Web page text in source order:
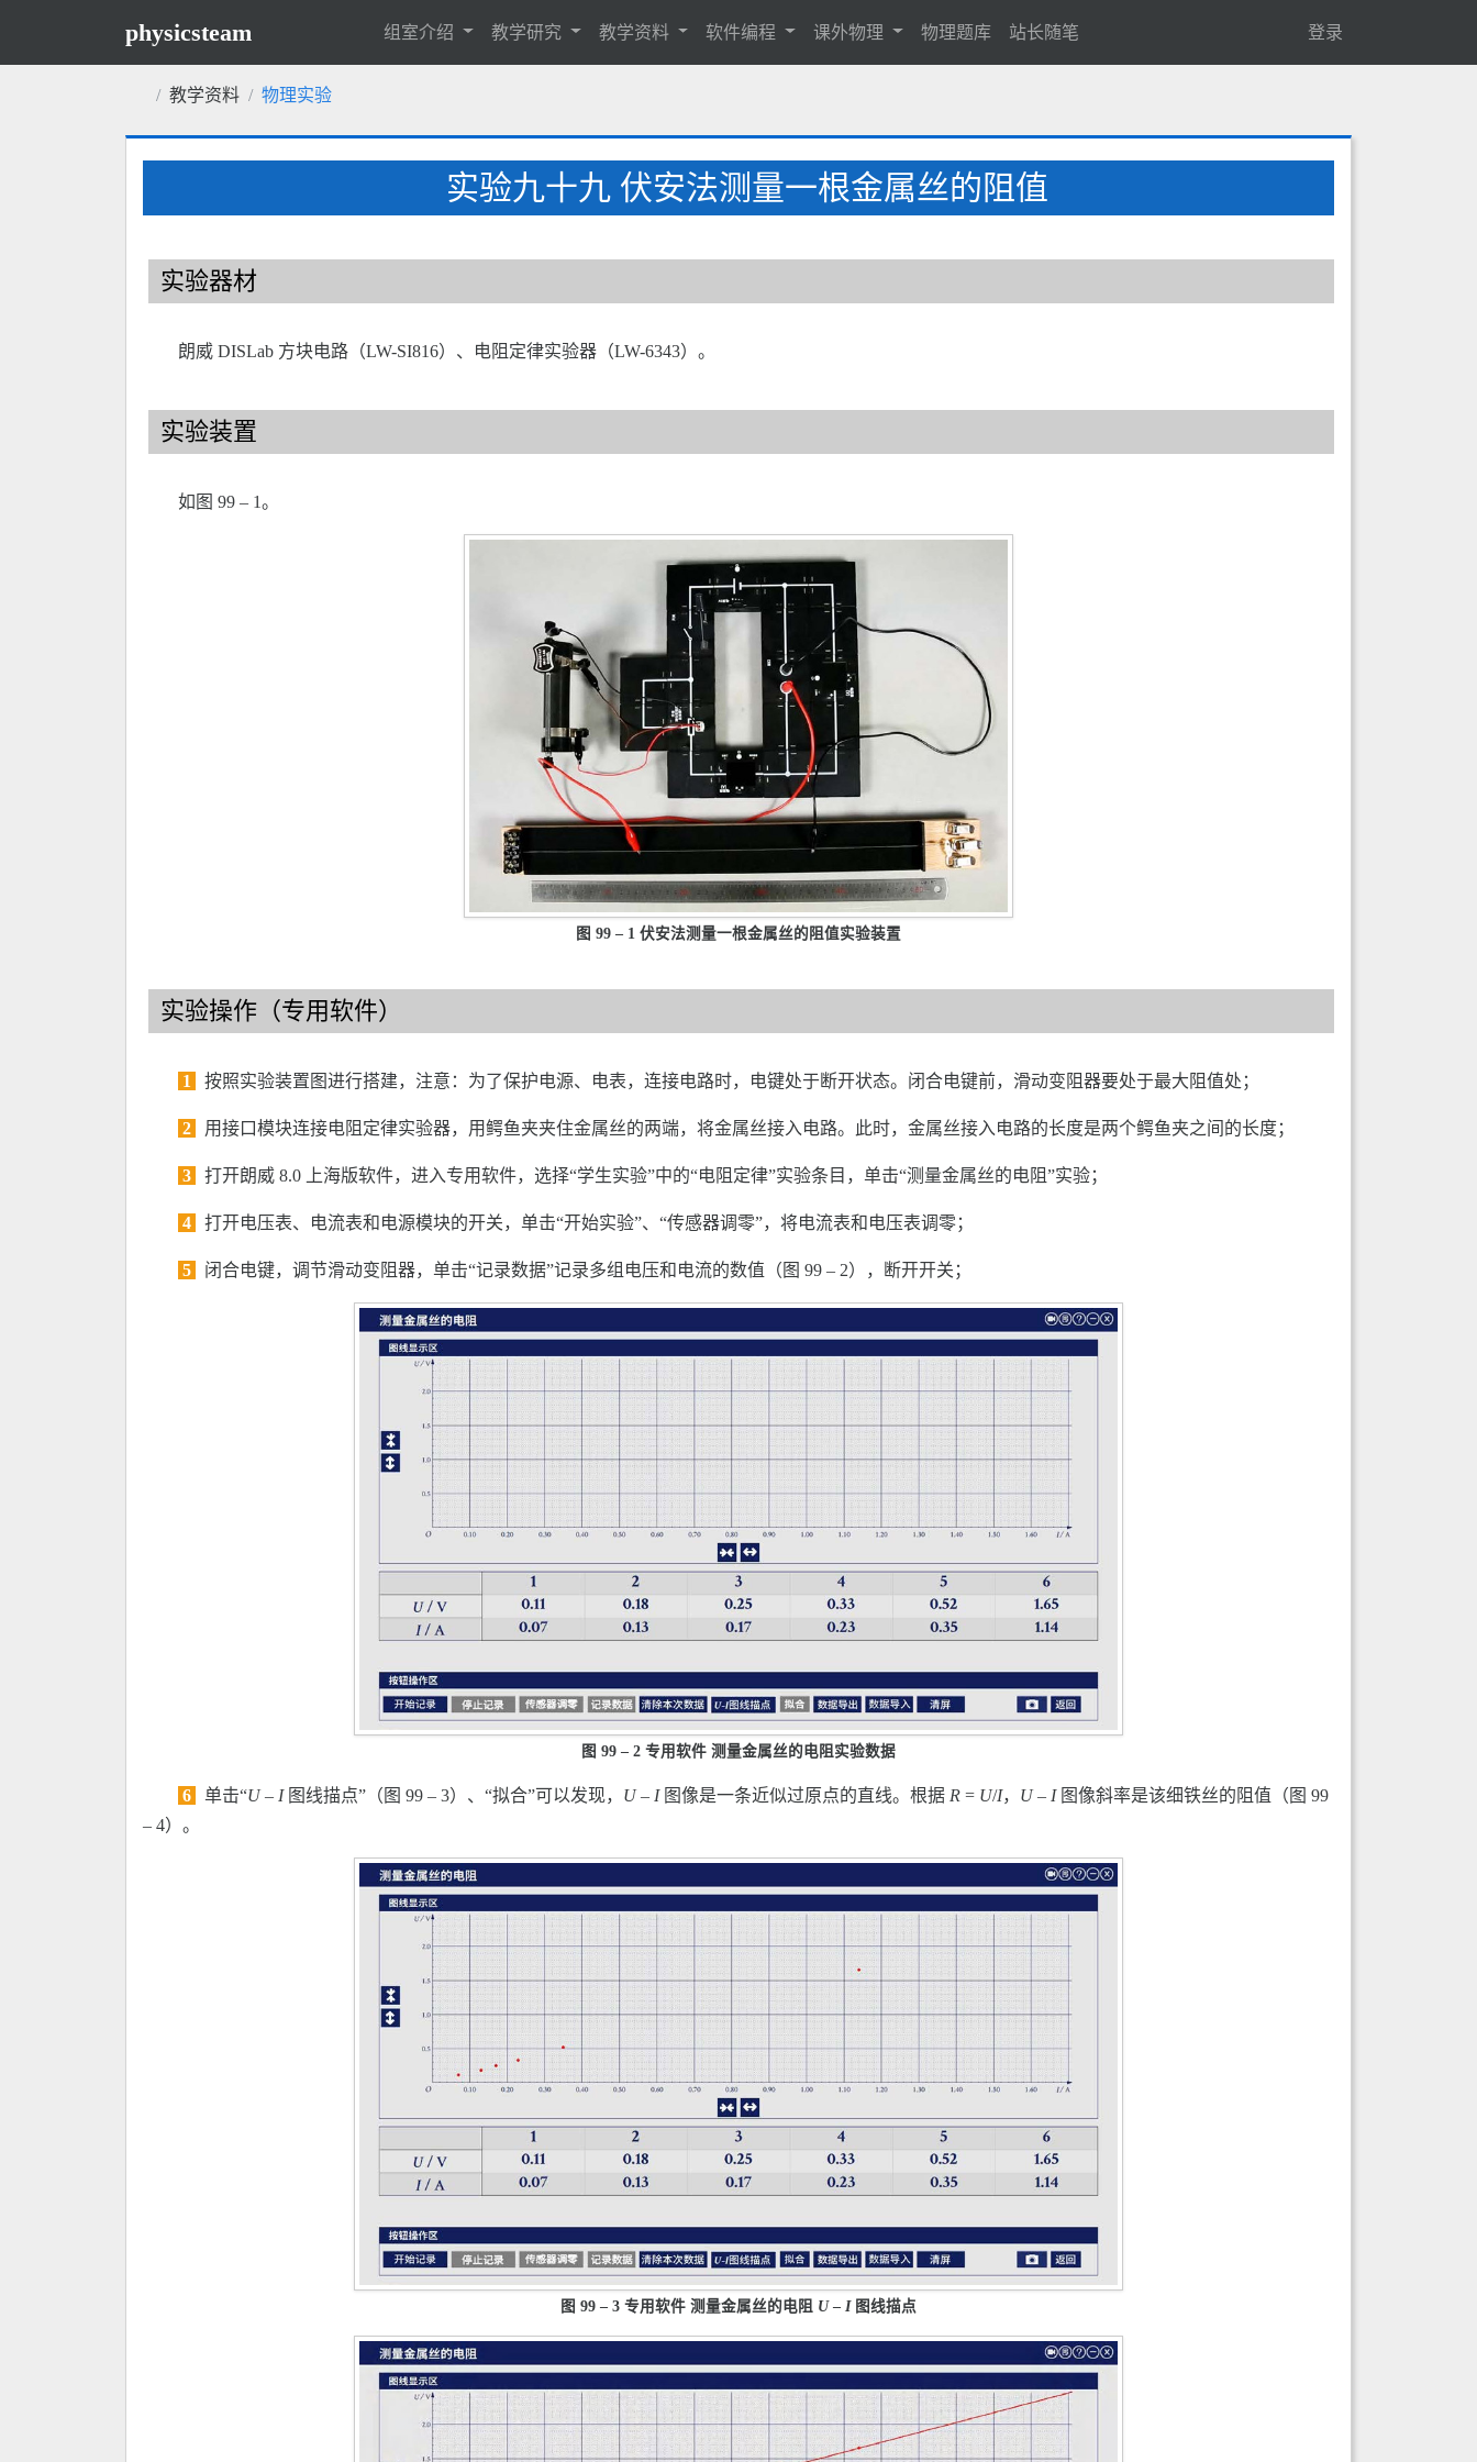
physicsteam 组室介绍 教学研究 教学资料 软件编程 课外物理 物理题库 站长随笔 登录
教学资料 物理实验
实验九十九 伏安法测量一根金属丝的阻值
实验器材
朗威 DISLab 方块电路（LW-SI816）、电阻定律实验器（LW-6343）。
实验装置
如图 99 – 1。
图 99 – 1 伏安法测量一根金属丝的阻值实验装置
实验操作（专用软件）
1 按照实验装置图进行搭建，注意：为了保护电源、电表，连接电路时，电键处于断开状态。闭合电键前，滑动变阻器要处于最大阻值处；
2 用接口模块连接电阻定律实验器，用鳄鱼夹夹住金属丝的两端，将金属丝接入电路。此时，金属丝接入电路的长度是两个鳄鱼夹之间的长度；
3 打开朗威 8.0 上海版软件，进入专用软件，选择“学生实验”中的“电阻定律”实验条目，单击“测量金属丝的电阻”实验；
4 打开电压表、电流表和电源模块的开关，单击“开始实验”、“传感器调零”，将电流表和电压表调零；
5 闭合电键，调节滑动变阻器，单击“记录数据”记录多组电压和电流的数值（图 99 – 2），断开开关；
图 99 – 2 专用软件 测量金属丝的电阻实验数据
6 单击“U– I图线描点”（图 99 – 3）、“拟合”可以发现， U– I图像是一条近似过原点的直线。根据 R = U/I， U– I图像斜率是该细铁丝的阻值（图 99
– 4）。
图 99 – 3 专用软件 测量金属丝的电阻 U– I图线描点